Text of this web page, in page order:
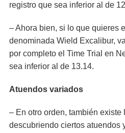
registro que sea inferior al de
– Ahora bien, si lo que quieres
denominada Wield Excalibur,
por completo el Time Trial en
sea inferior al de 13.14.
Atuendos variados
– En otro orden, también existe
descubriendo ciertos atuendos